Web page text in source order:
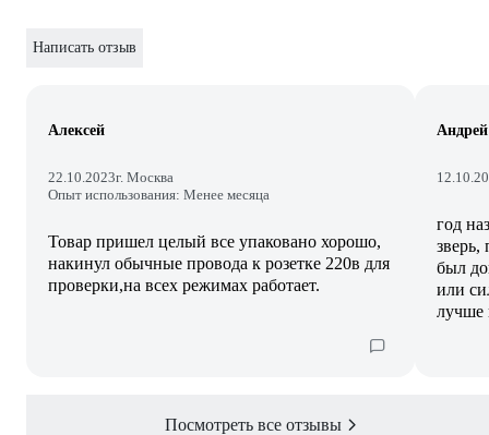
Написать отзыв
Алексей
22.10.2023г. Москва
Опыт использования: Менее месяца
Товар пришел целый все упаковано хорошо,
накинул обычные провода к розетке 220в для
проверки,на всех режимах работает.
Андрей
год
был
или
лучше
Посмотреть все отзывы